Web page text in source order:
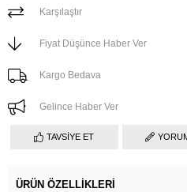
Karşılaştır
Fiyat Düşünce Haber Ver
Kargo Bedava
Gelince Haber Ver
TAVSIYE ET
ÜRÜN ÖZELLIKLERI